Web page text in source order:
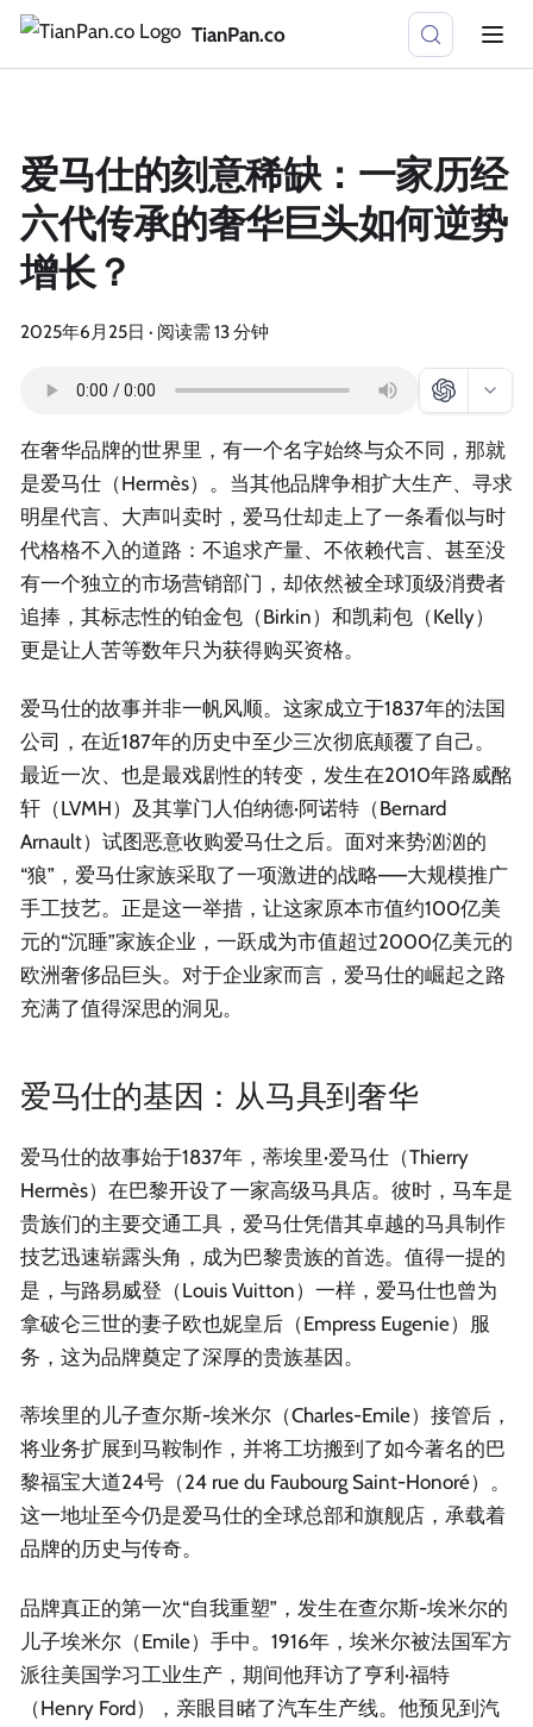
TianPan.co
爱马仕的刻意稀缺：一家历经
六代传承的奢华巨头如何逆势
增长？
2025年6月25日 · 阅读需 13 分钟
在奢华品牌的世界里，有一个名字始终与众不同，那就
是爱马仕（Hermès）。当其他品牌争相扩大生产、寻求
明星代言、大声叫卖时，爱马仕却走上了一条看似与时
代格格不入的道路：不追求产量、不依赖代言、甚至没
有一个独立的市场营销部门，却依然被全球顶级消费者
追捧，其标志性的铂金包（Birkin）和凯莉包（Kelly）
更是让人苦等数年只为获得购买资格。
爱马仕的故事并非一帆风顺。这家成立于1837年的法国
公司，在近187年的历史中至少三次彻底颠覆了自己。
最近一次、也是最戏剧性的转变，发生在2010年路威酩
轩（LVMH）及其掌门人伯纳德·阿诺特（Bernard
Arnault）试图恶意收购爱马仕之后。面对来势汹汹的
“狼”，爱马仕家族采取了一项激进的战略——大规模推广
手工技艺。正是这一举措，让这家原本市值约100亿美
元的“沉睡”家族企业，一跃成为市值超过2000亿美元的
欧洲奢侈品巨头。对于企业家而言，爱马仕的崛起之路
充满了值得深思的洞见。
爱马仕的基因：从马具到奢华
爱马仕的故事始于1837年，蒂埃里·爱马仕（Thierry
Hermès）在巴黎开设了一家高级马具店。彼时，马车是
贵族们的主要交通工具，爱马仕凭借其卓越的马具制作
技艺迅速崭露头角，成为巴黎贵族的首选。值得一提的
是，与路易威登（Louis Vuitton）一样，爱马仕也曾为
拿破仑三世的妻子欧也妮皇后（Empress Eugenie）服
务，这为品牌奠定了深厚的贵族基因。
蒂埃里的儿子查尔斯-埃米尔（Charles-Emile）接管后，
将业务扩展到马鞍制作，并将工坊搬到了如今著名的巴
黎福宝大道24号（24 rue du Faubourg Saint-Honoré）。
这一地址至今仍是爱马仕的全球总部和旗舰店，承载着
品牌的历史与传奇。
品牌真正的第一次“自我重塑”，发生在查尔斯-埃米尔的
儿子埃米尔（Emile）手中。1916年，埃米尔被法国军方
派往美国学习工业生产，期间他拜访了亨利·福特
（Henry Ford），亲眼目睹了汽车生产线。他预见到汽